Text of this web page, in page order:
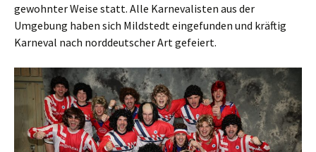
gewohnter Weise statt. Alle Karnevalisten aus der
Umgebung haben sich Mildstedt eingefunden und kräftig
Karneval nach norddeutscher Art gefeiert.